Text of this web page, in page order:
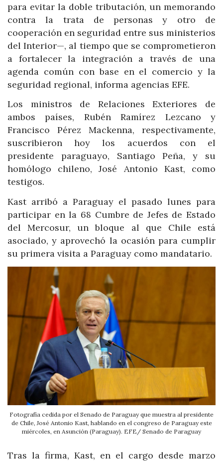
para evitar la doble tributación, un memorando
contra la trata de personas y otro de
cooperación en seguridad entre sus ministerios
del Interior—, al tiempo que se comprometieron
a fortalecer la integración a través de una
agenda común con base en el comercio y la
seguridad regional, informa agencias EFE.
Los ministros de Relaciones Exteriores de
ambos países, Rubén Ramírez Lezcano y
Francisco Pérez Mackenna, respectivamente,
suscribieron hoy los acuerdos con el
presidente paraguayo, Santiago Peña, y su
homólogo chileno, José Antonio Kast, como
testigos.
Kast arribó a Paraguay el pasado lunes para
participar en la 68 Cumbre de Jefes de Estado
del Mercosur, un bloque al que Chile está
asociado, y aprovechó la ocasión para cumplir
su primera visita a Paraguay como mandatario.
Fotografía cedida por el Senado de Paraguay que muestra al presidente
de Chile, José Antonio Kast, hablando en el congreso de Paraguay este
miércoles, en Asunción (Paraguay). EFE/ Senado de Paraguay
Tras la firma, Kast, en el cargo desde marzo